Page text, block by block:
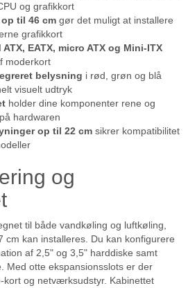
og grafikkort
til 46 cm gør det muligt at installere
grafikkort
EATX, micro ATX og Mini-ITX
moderkort
belysning i rød, grøn og blå
visuelt udtryk
holder dine komponenter rene og
hardwaren
op til 22 cm sikrer kompatibilitet
og
til både vandkøling og luftkøling,
cm kan installeres. Du kan konfigurere
af 2,5" og 3,5" harddiske samt
Med otte ekspansionsslots er der
kort og netværksudstyr. Kabinettet